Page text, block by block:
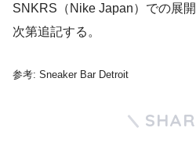
SNKRS（Nike Japan）での展
次第追記する。
参考: Sneaker Bar Detroit